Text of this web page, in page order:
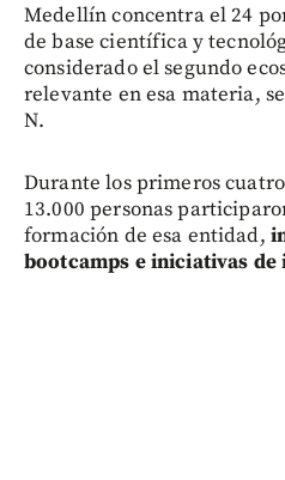
Medellín concentra el 24
de base científica y
considerado el segundo
relevante en esa materia,
N.
Durante los primeros
13.000 personas
formación de esa entidad,
bootcamps e iniciativas